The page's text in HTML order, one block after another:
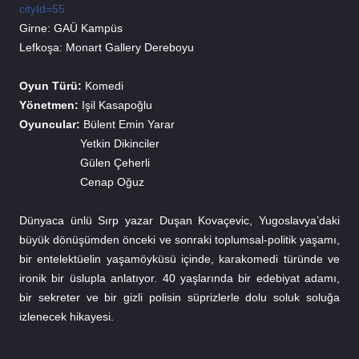
cityId=55
Girne: GAÜ Kampüs
Lefkoşa: Monart Gallery Dereboyu
Oyun Türü: Komedi
Yönetmen: Işil Kasapoğlu
Oyuncular: Bülent Emin Yarar
Yetkin Dikinciler
Gülen Çeherli
Cenap Oğuz
Dünyaca ünlü Sırp yazar Duşan Kovaçevic, Yugoslavya’daki
büyük dönüşümden önceki ve sonraki toplumsal-politik yaşamı,
bir entelektüelin yaşamöyküsü içinde, karakomedi türünde ve
ironik bir üslupla anlatıyor. 40 yaşlarında bir edebiyat adamı,
bir sekreter ve bir gizli polisin süprizlerle dolu soluk soluğa
izlenecek hikayesi.